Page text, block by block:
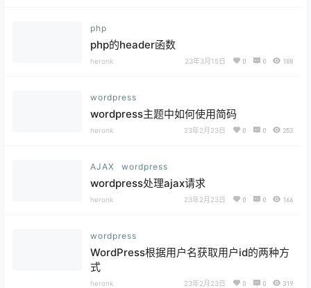
php
php的header函数
heronk 23年3月15日 0 0 188
wordpress
wordpress主题中如何使用简码
heronk 23年2月23日 0 0 253
AJAX wordpress
wordpress处理ajax请求
heronk 23年2月23日 0 0 166
wordpress
WordPress根据用户名获取用户id的两种方
式
heronk 23年2月23日 0 0 319